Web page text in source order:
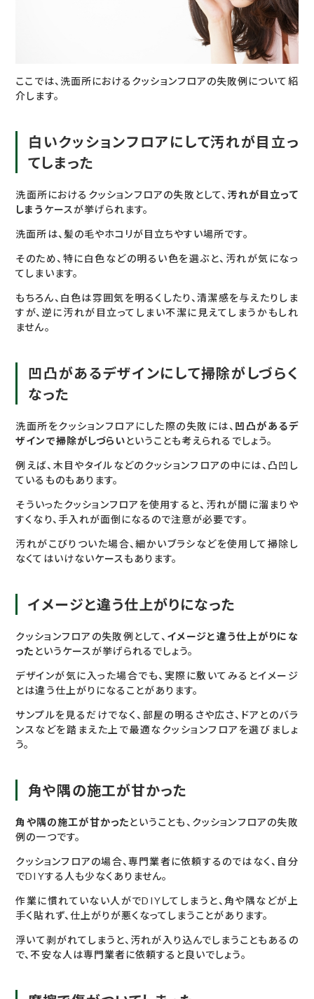
ここでは、洗面所におけるクッションフロアの失敗例について紹
介します。
白いクッションフロアにして汚れが目立っ
てしまった
洗面所におけるクッションフロアの失敗として、 汚れが目立って
しまう ケースが挙げられます。
洗面所は、髪の毛やホコリが目立ちやすい場所です。
そのため、特に白色などの明るい色を選ぶと、汚れが気になっ
てしまいます。
もちろん、白色は雰囲気を明るくしたり、清潔感を与えたりしま
すが、逆に汚れが目立ってしまい不潔に見えてしまうかもしれ
ません。
凹凸があるデザインにして掃除がしづらく
なった
洗面所をクッションフロアにした際の失敗には、 凹凸があるデ
ザインで掃除がしづらいということも考えられるでしょう。
例えば、木目やタイルなどのクッションフロアの中には、凸凹し
ているものもあります。
そういったクッションフロアを使用すると、汚れが間に溜まりや
すくなり、手入れが面倒になるので注意が必要です。
汚れがこびりついた場合、細かいブラシなどを使用して掃除し
なくてはいけないケースもあります。
イメージと違う仕上がりになった
クッションフロアの失敗例として、 イメージと違う仕上がりにな
った というケースが挙げられるでしょう。
デザインが気に入った場合でも、実際に敷いてみるとイメージ
とは違う仕上がりになることがあります。
サンプルを見るだけでなく、部屋の明るさや広さ、ドアとのバラ
ンスなどを踏まえた上で最適なクッションフロアを選びましょ
う。
角や隅の施工が甘かった
角や隅の施工が甘かったということも、クッションフロアの失敗
例の一つです。
クッションフロアの場合、専門業者に依頼するのではなく、自分
でDIYする人も少なくありません。
作業に慣れていない人がでDIYしてしまうと、角や隅などが上
手く貼れず、仕上がりが悪くなってしまうことがあります。
浮いて剥がれてしまうと、汚れが入り込んでしまうこともあるの
で、不安な人は専門業者に依頼すると良いでしょう。